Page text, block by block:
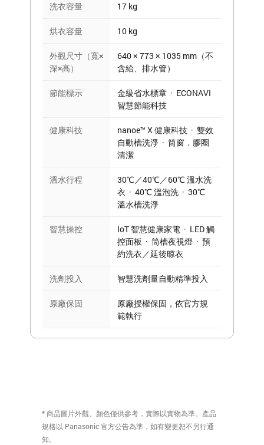
洗衣容量 17 kg
烘衣容量 10 kg
外觀尺寸（寬×
深×高）
640 × 773 × 1035 mm（不
含給、排水管）
節能標示
金級省水標章 · ECONAVI
智慧節能科技
健康科技
nanoe™ X 健康科技 · 雙效
自動槽洗淨 · 筒窗．膠圈
清潔
溫水行程
30℃／40℃／60℃ 溫水洗
衣 · 40℃ 溫泡洗 · 30℃
溫水槽洗淨
智慧操控
IoT 智慧健康家電 · LED 觸
控面板 · 筒槽夜視燈 · 預
約洗衣／延後晾衣
洗劑投入 智慧洗劑量自動精準投入
原廠保固
原廠授權保固，依官方規
範執行
* 商品圖片外觀、顏色僅供參考，實際以實物為準。產品
規格以 Panasonic 官方公告為準，如有變更恕不另行通
知。